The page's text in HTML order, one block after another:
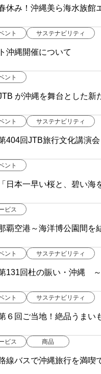
休み！沖縄美ら海水族
ント
サステナビリティ
沖縄開催について
ント
が沖縄を舞台とした
ント
サステナビリティ
404回JTB旅行文化講
ント
日本一早い桜と、碧い
ビス
覇空港～海洋博公園間を
ント
サステナビリティ
131回杜の賑い・沖縄
ント
サステナビリティ
６回ご当地！絶品うまい
ビス
商品
線バスで沖縄旅行を満